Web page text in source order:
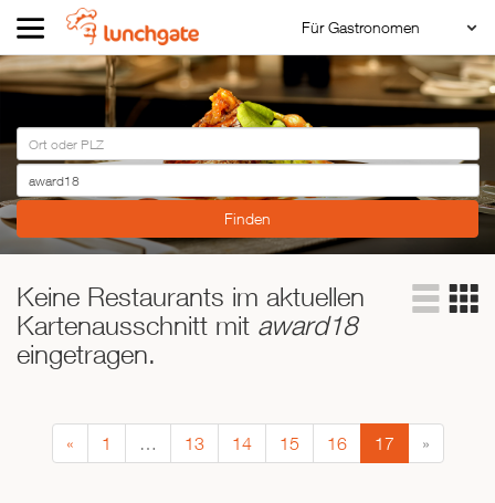
Für Gastronomen
Restaurant Login
Reservierungssystem
Restaurant hinzufügen
ZUR STARTSEITE
ZUR RESTAURANTSUCHE
Asiatisch
Französisch
Traditionell
Vegetarisch
Mexikanisch
Keine Restaurants im aktuellen
Kartenausschnitt mit award18
eingetragen.
« 1 … 13 14 15 16 17 »